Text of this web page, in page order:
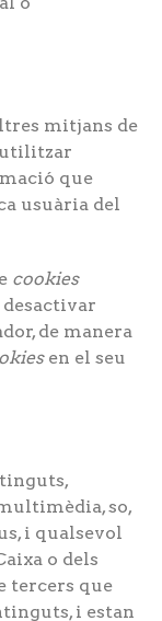
mitjans de
utilitzar
que
usuària del
cookies
desactivar
de manera
en el seu
so,
i qualsevol
o dels
tercers que
i estan